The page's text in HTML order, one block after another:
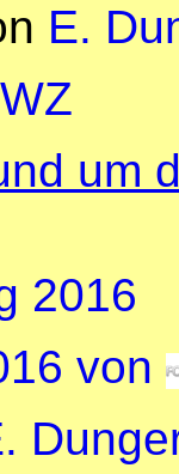
E.
um
2016
von